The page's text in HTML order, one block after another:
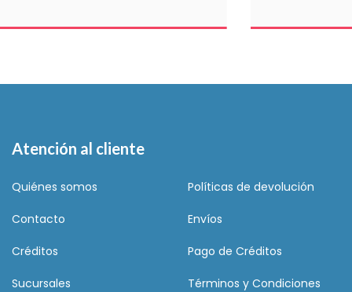
Atención al cliente
Quiénes somos Políticas de devolución
Contacto Envíos
Créditos Pago de Créditos
Sucursales Términos y Condiciones